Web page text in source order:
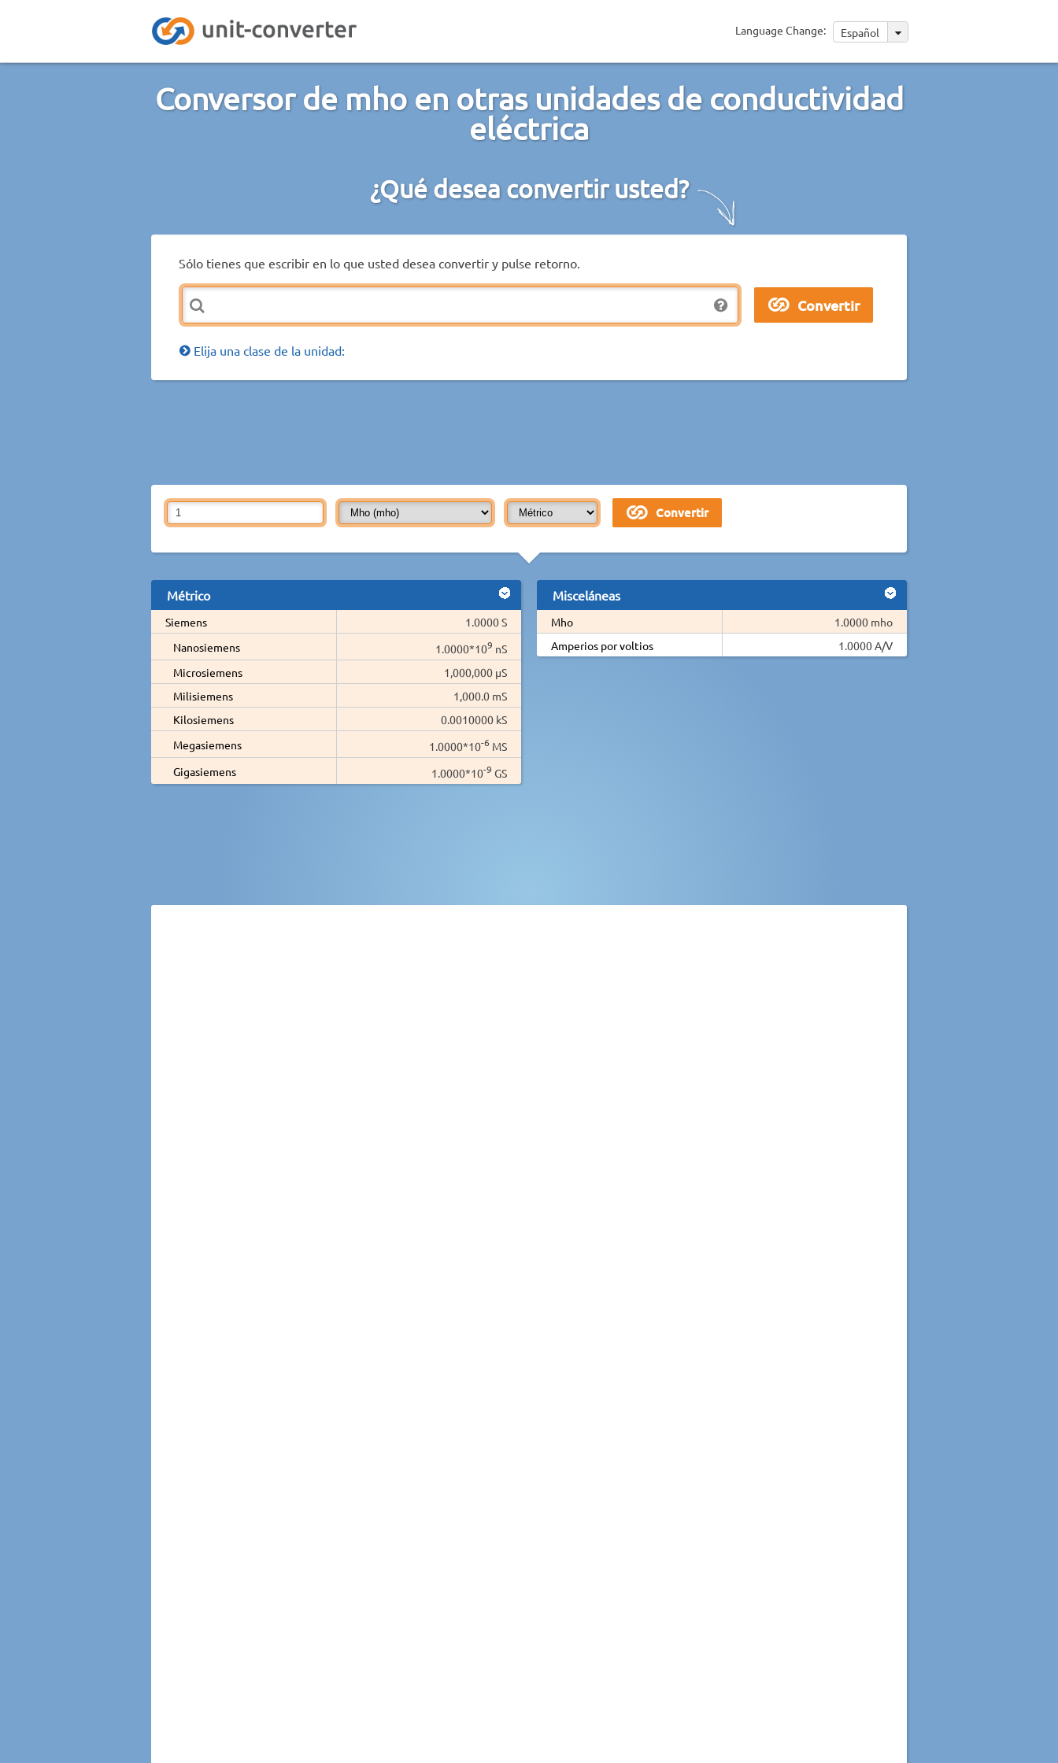
Language Change: Español
Conversor de mho en otras unidades de conductividad
eléctrica
¿Qué desea convertir usted?
Sólo tienes que escribir en lo que usted desea convertir y pulse retorno.
Elija una clase de la unidad:
Métrico
Siemens
1.0000 S
Nanosiemens
1.0000*109 nS
Microsiemens
1,000,000 µS
Milisiemens
1,000.0 mS
Kilosiemens
0.0010000 kS
Megasiemens
1.0000*10-6 MS
Gigasiemens
1.0000*10-9 GS
Misceláneas
Mho
1.0000 mho
Amperios por voltios
1.0000 A/V